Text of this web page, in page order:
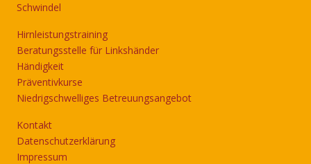
Schwindel
Hirnleistungstraining
Beratungsstelle für Linkshänder
Händigkeit
Präventivkurse
Niedrigschwelliges Betreuungsangebot
Kontakt
Datenschutzerklärung
Impressum